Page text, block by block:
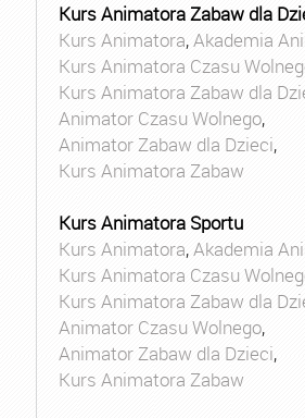
Kurs Animatora Zabaw dla
Kurs Animatora,Akademia
Kurs Animatora Czasu
Kurs Animatora Zabaw dla
Animator Czasu Wolnego,
Animator Zabaw dla Dzieci,
Kurs Animatora Zabaw
Kurs Animatora Sportu
Kurs Animatora,Akademia
Kurs Animatora Czasu
Kurs Animatora Zabaw dla
Animator Czasu Wolnego,
Animator Zabaw dla Dzieci,
Kurs Animatora Zabaw